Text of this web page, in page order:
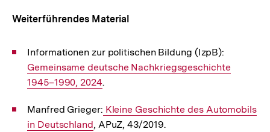
Weiterführendes Material
Informationen zur politischen Bildung (IzpB):
Link:
Gemeinsame deutsche Nachkriegsgeschichte
1945–1990, 2024.
Manfred Grieger: Interner
Link:
Kleine Geschichte des Automobils
in Deutschland, APuZ, 43/2019.